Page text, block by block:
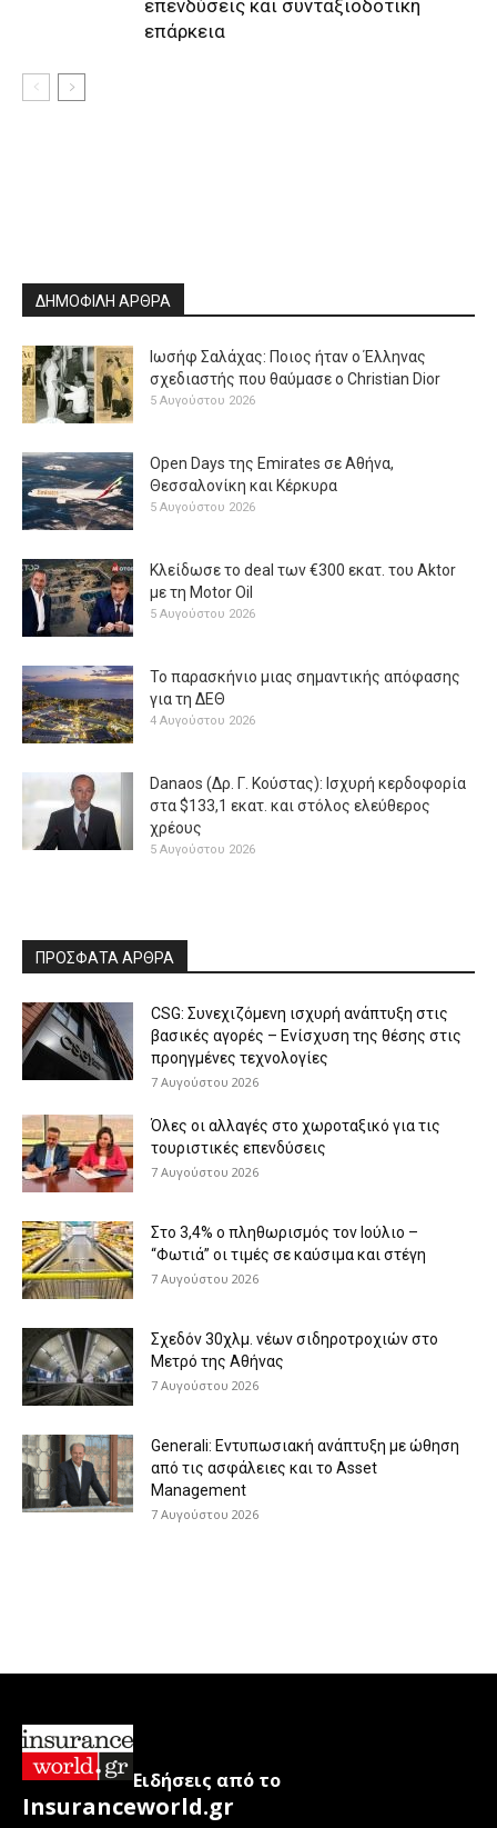
επενδύσεις και συνταξιοδοτική
επάρκεια
ΔΗΜΟΦΙΛΗ ΑΡΘΡΑ
Ιωσήφ Σαλάχας: Ποιος ήταν ο Έλληνας
σχεδιαστής που θαύμασε ο Christian Dior
5 Αυγούστου 2026
Open Days της Emirates σε Αθήνα,
Θεσσαλονίκη και Κέρκυρα
5 Αυγούστου 2026
Κλείδωσε το deal των €300 εκατ. του Aktor
με τη Μotor Oil
5 Αυγούστου 2026
Το παρασκήνιο μιας σημαντικής απόφασης
για τη ΔΕΘ
4 Αυγούστου 2026
Danaos (Δρ. Γ. Κούστας): Ισχυρή κερδοφορία
στα $133,1 εκατ. και στόλος ελεύθερος
χρέους
5 Αυγούστου 2026
ΠΡΟΣΦΑΤΑ ΑΡΘΡΑ
CSG: Συνεχιζόμενη ισχυρή ανάπτυξη στις
βασικές αγορές – Ενίσχυση της θέσης στις
προηγμένες τεχνολογίες
7 Αυγούστου 2026
Όλες οι αλλαγές στο χωροταξικό για τις
τουριστικές επενδύσεις
7 Αυγούστου 2026
Στο 3,4% ο πληθωρισμός τον Ιούλιο –
“Φωτιά” οι τιμές σε καύσιμα και στέγη
7 Αυγούστου 2026
Σχεδόν 30χλμ. νέων σιδηροτροχιών στο
Μετρό της Αθήνας
7 Αυγούστου 2026
Generali: Eντυπωσιακή ανάπτυξη με ώθηση
από τις ασφάλειες και το Asset
Management
7 Αυγούστου 2026
Ειδήσεις από το
Insuranceworld.gr